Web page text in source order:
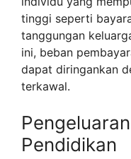
tinggi seperti
tanggungan
ini, beban
dapat diringankan
terkawal.
Pendidikan